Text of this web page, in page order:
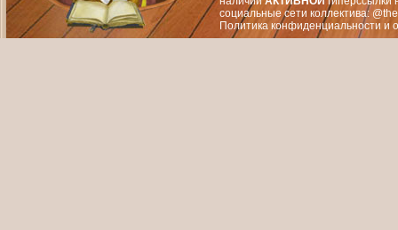
социальные сети коллектива:
Политика конфиденциальности и